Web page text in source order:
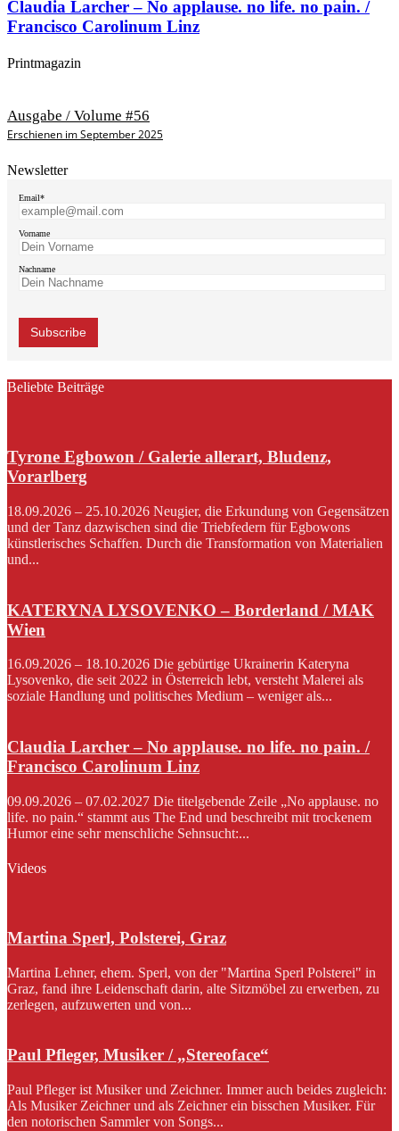
Claudia Larcher – No applause. no life. no pain. /
Francisco Carolinum Linz
Printmagazin
Ausgabe / Volume #56
Erschienen im September 2025
Newsletter
Email*
Vorname
Nachname
Beliebte Beiträge
Tyrone Egbowon / Galerie allerart, Bludenz,
Vorarlberg
18.09.2026 – 25.10.2026 Neugier, die Erkundung von Gegensätzen
und der Tanz dazwischen sind die Triebfedern für Egbowons
künstlerisches Schaffen. Durch die Transformation von Materialien
und...
KATERYNA LYSOVENKO – Borderland / MAK
Wien
16.09.2026 – 18.10.2026 Die gebürtige Ukrainerin Kateryna
Lysovenko, die seit 2022 in Österreich lebt, versteht Malerei als
soziale Handlung und politisches Medium – weniger als...
Claudia Larcher – No applause. no life. no pain. /
Francisco Carolinum Linz
09.09.2026 – 07.02.2027 Die titelgebende Zeile „No applause. no
life. no pain.“ stammt aus The End und beschreibt mit trockenem
Humor eine sehr menschliche Sehnsucht:...
Videos
Martina Sperl, Polsterei, Graz
Martina Lehner, ehem. Sperl, von der "Martina Sperl Polsterei" in
Graz, fand ihre Leidenschaft darin, alte Sitzmöbel zu erwerben, zu
zerlegen, aufzuwerten und von...
Paul Pfleger, Musiker / „Stereoface“
Paul Pfleger ist Musiker und Zeichner. Immer auch beides zugleich:
Als Musiker Zeichner und als Zeichner ein bisschen Musiker. Für
den notorischen Sammler von Songs...